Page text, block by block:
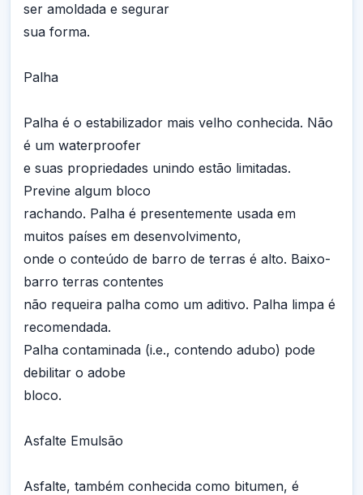
ser amoldada e segurar
sua forma.
Palha
Palha é o estabilizador mais velho conhecida. Não
é um waterproofer
e suas propriedades unindo estão limitadas.
Previne algum bloco
rachando. Palha é presentemente usada em
muitos países em desenvolvimento,
onde o conteúdo de barro de terras é alto. Baixo-
barro terras contentes
não requeira palha como um aditivo. Palha limpa é
recomendada.
Palha contaminada (i.e., contendo adubo) pode
debilitar o adobe
bloco.
Asfalte Emulsão
Asfalte, também conhecida como bitumen, é